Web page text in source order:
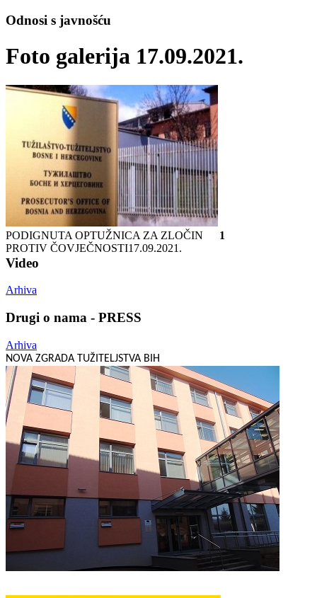
Odnosi s javnošću
Foto galerija 17.09.2021.
PODIGNUTA OPTUŽNICA ZA ZLOČIN
PROTIV ČOVJEČNOSTI17.09.2021.
1
Video
Arhiva
Drugi o nama - PRESS
Arhiva
NOVA ZGRADA TUŽITELJSTVA BIH